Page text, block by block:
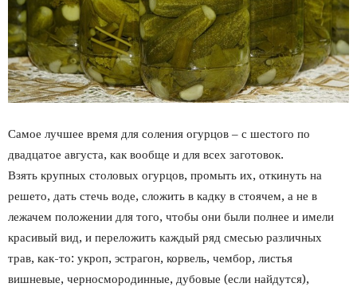
Самое лучшее время для соления огурцов – с шестого по
двадцатое августа, как вообще и для всех заготовок.
Взять крупных столовых огурцов, промыть их, откинуть на
решето, дать стечь воде, сложить в кадку в стоячем, а не в
лежачем положении для того, чтобы они были полнее и имели
красивый вид, и переложить каждый ряд смесью различных
трав, как-то: укроп, эстрагон, корвель, чембор, листья
вишневые, черносмородинные, дубовые (если найдутся),